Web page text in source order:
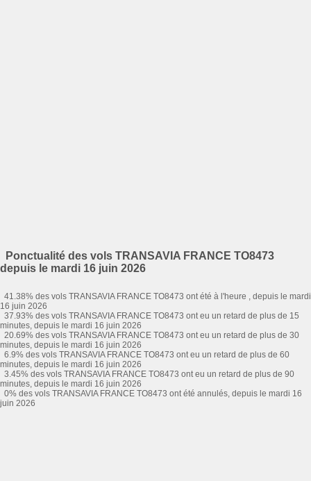
Ponctualité des vols TRANSAVIA FRANCE TO8473
depuis le mardi 16 juin 2026
41.38% des vols TRANSAVIA FRANCE TO8473 ont été à l'heure , depuis le mardi
16 juin 2026
37.93% des vols TRANSAVIA FRANCE TO8473 ont eu un retard de plus de 15
minutes, depuis le mardi 16 juin 2026
20.69% des vols TRANSAVIA FRANCE TO8473 ont eu un retard de plus de 30
minutes, depuis le mardi 16 juin 2026
6.9% des vols TRANSAVIA FRANCE TO8473 ont eu un retard de plus de 60
minutes, depuis le mardi 16 juin 2026
3.45% des vols TRANSAVIA FRANCE TO8473 ont eu un retard de plus de 90
minutes, depuis le mardi 16 juin 2026
0% des vols TRANSAVIA FRANCE TO8473 ont été annulés, depuis le mardi 16
juin 2026